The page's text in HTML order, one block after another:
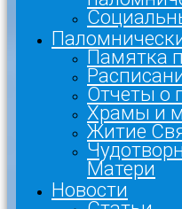
Памятка
Отчеты о
Храмы и
Житие
Матери
Новости